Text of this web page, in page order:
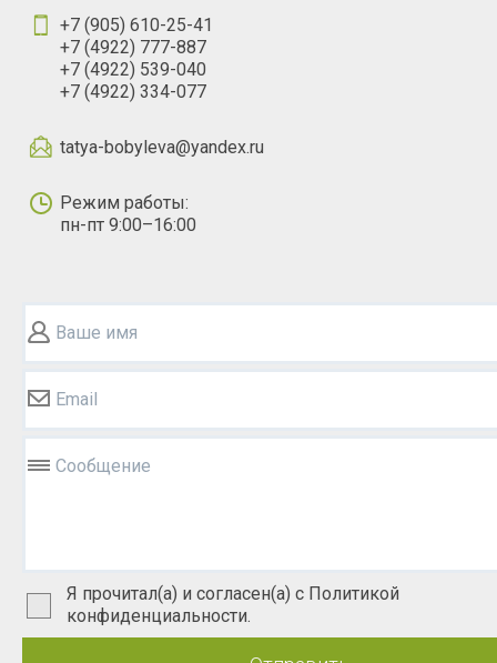
+7 (905) 610-25-41
+7 (4922) 777-887
+7 (4922) 539-040
+7 (4922) 334-077
tatya-bobyleva@yandex.ru
Режим работы:
пн-пт 9:00–16:00
Ваше имя
Email
Сообщение
Я прочитал(а) и согласен(а) с Политикой
конфиденциальности.